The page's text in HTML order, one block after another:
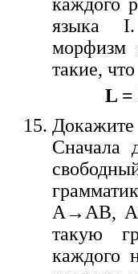
каждого
языка
морфизм
такие, что
L =
Сначала
A→AB,
такую
каждого